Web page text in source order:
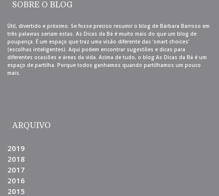
SOBRE O BLOG
Útil, divertido e próximo. Se fosse preciso resumir o blog de Bárbara Barroso em
três palavras seriam estas. As Dicas da Bá é muito mais do que um blog de
poupança. É um espaço que traz uma visão diferente das ‘smart choices’
(escolhas inteligentes). Aqui podem encontrar sugestões e dicas para
diferentes ocasiões e áreas da vida. Acima de tudo, o blog As Dicas da Bá é um
espaço de partilha. Porque todos ganhamos quando partilhamos um pouco
mais.
ARQUIVO
2019
2018
2017
2016
2015